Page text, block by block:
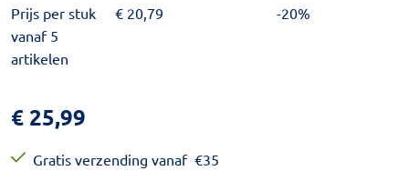
Prijs per stuk
vanaf 5
artikelen
€ 20,79 -20%
€ 25,99
Gratis verzending vanaf €35